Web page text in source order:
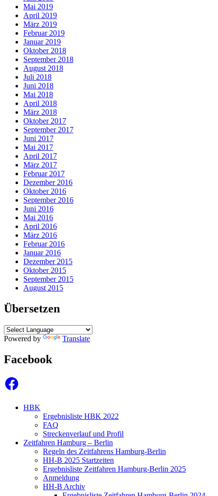
Mai 2019
April 2019
März 2019
Februar 2019
Januar 2019
Oktober 2018
September 2018
August 2018
Juli 2018
Juni 2018
Mai 2018
April 2018
März 2018
Oktober 2017
September 2017
Juni 2017
Mai 2017
April 2017
März 2017
Februar 2017
Dezember 2016
Oktober 2016
September 2016
Juni 2016
Mai 2016
April 2016
März 2016
Februar 2016
Januar 2016
Dezember 2015
Oktober 2015
September 2015
August 2015
Übersetzen
Powered by Translate
Facebook
Facebook
HBK
Ergebnisliste HBK 2022
FAQ
Streckenverlauf und Profil
Zeitfahren Hamburg – Berlin
Regeln des Zeitfahrens Hamburg-Berlin
HH-B 2025 Startzeiten
Ergebnisliste Zeitfahren Hamburg-Berlin 2025
Anmeldung
HH-B Archiv